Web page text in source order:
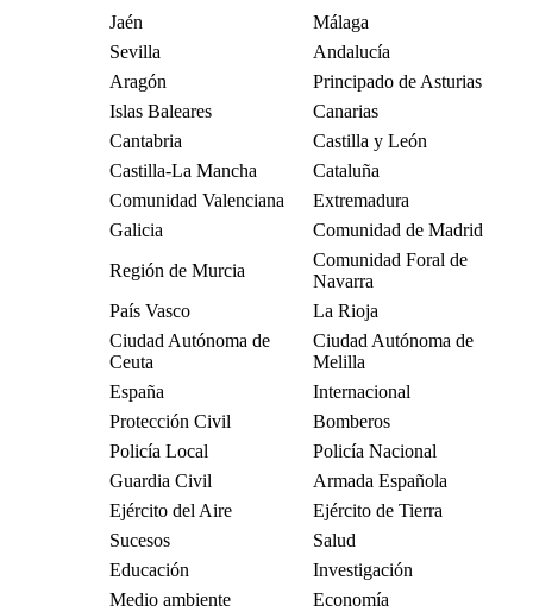
Jaén
Málaga
Sevilla
Andalucía
Aragón
Principado de Asturias
Islas Baleares
Canarias
Cantabria
Castilla y León
Castilla-La Mancha
Cataluña
Comunidad Valenciana
Extremadura
Galicia
Comunidad de Madrid
Región de Murcia
Comunidad Foral de
Navarra
País Vasco
La Rioja
Ciudad Autónoma de
Ceuta
Ciudad Autónoma de
Melilla
España
Internacional
Protección Civil
Bomberos
Policía Local
Policía Nacional
Guardia Civil
Armada Española
Ejército del Aire
Ejército de Tierra
Sucesos
Salud
Educación
Investigación
Medio ambiente
Economía